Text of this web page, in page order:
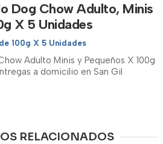
Dog Chow Adulto, Minis
X 5 Unidades
100g X 5 Unidades
Adulto Minis y Pequeños X 100g
a domicilio en San Gil
RELACIONADOS